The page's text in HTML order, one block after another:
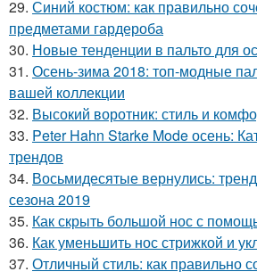
29. Синий костюм: как правильно
предметами гардероба
30. Новые тенденции в пальто для
31. Осень-зима 2018: топ-модные
вашей коллекции
32. Высокий воротник: стиль и
33. Peter Hahn Starke Mode осень:
трендов
34. Восьмидесятые вернулись:
сезона 2019
35. Как скрыть большой нос с
36. Как уменьшить нос стрижкой и
37. Отличный стиль: как правильно